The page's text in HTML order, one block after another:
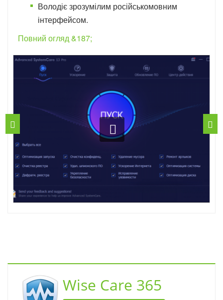
Володіє зрозумілим російськомовним
інтерфейсом.
Повний огляд &187;
Wise Care 365